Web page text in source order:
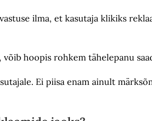
ilma, et kasutaja klikiks
hoopis rohkem tähelepanu
Ei piisa enam ainult